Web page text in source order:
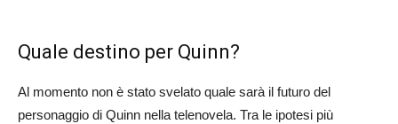
Quale destino per Quinn?
Al momento non è stato svelato quale sarà il futuro del
personaggio di Quinn nella telenovela. Tra le ipotesi più